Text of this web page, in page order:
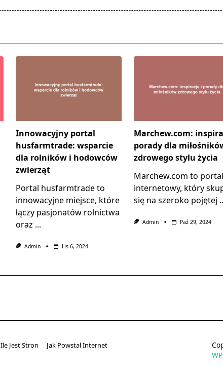
Innowacyjny portal
husfarmtrade: wsparcie
dla rolników i hodowców
zwierząt
Portal husfarmtrade to
innowacyjne miejsce, które
łączy pasjonatów rolnictwa
oraz ...
Admin Lis 6, 2024
Marchew.com:
porady dla
zdrowego stylu życia
Marchew.com to portal
internetowy, który
się na szeroko pojętej
Admin Paź 29, 2024
Ile Jest Stron
Jak Powstał Internet